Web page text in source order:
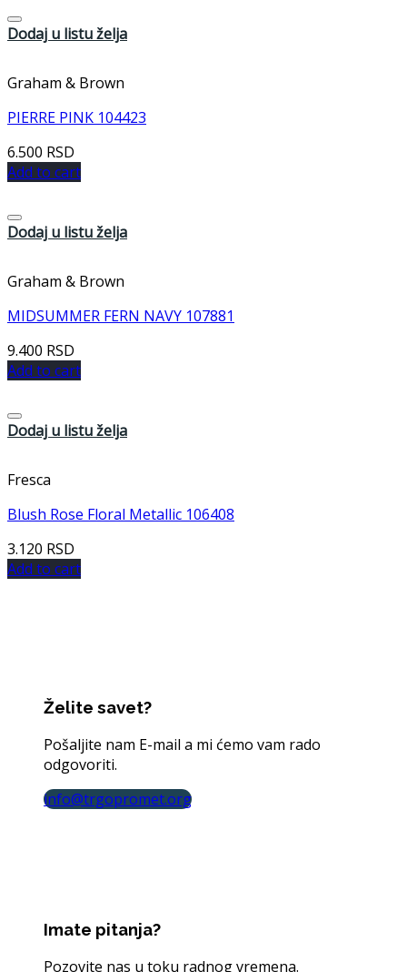
Dodaj u listu želja
Graham & Brown
PIERRE PINK 104423
6.500 RSD
Add to cart
Dodaj u listu želja
Graham & Brown
MIDSUMMER FERN NAVY 107881
9.400 RSD
Add to cart
Dodaj u listu želja
Fresca
Blush Rose Floral Metallic 106408
3.120 RSD
Add to cart
Želite savet?
Pošaljite nam E-mail a mi ćemo vam rado
odgovoriti.
info@trgopromet.org
Imate pitanja?
Pozovite nas u toku radnog vremena.